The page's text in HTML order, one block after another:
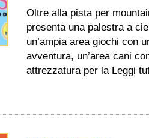
Oltre alla pista per
presenta una palestra a
un’ampia area giochi con
avventura, un’area cani
attrezzatura per la Leggi